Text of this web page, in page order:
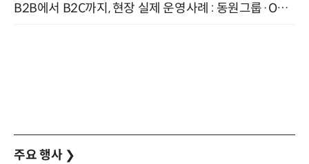
B2B에서 B2C까지, 현장 실제 운영사례 : 동원그룹·OCI·다이닝브랜즈그룹·당근 (8/27)
주요 행사 ❯